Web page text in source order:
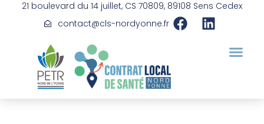
21 boulevard du 14 juillet, CS 70809, 89108 Sens Cedex
contact@cls-nordyonne.fr